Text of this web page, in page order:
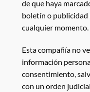
de que haya
boletín o publicidad
cualquier momento.
Esta compañía no
información
consentimiento,
con un orden